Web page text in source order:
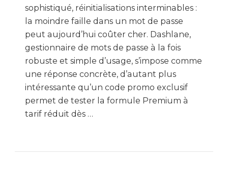
sophistiqué, réinitialisations interminables :
la moindre faille dans un mot de passe
peut aujourd’hui coûter cher. Dashlane,
gestionnaire de mots de passe à la fois
robuste et simple d’usage, s’impose comme
une réponse concrète, d’autant plus
intéressante qu’un code promo exclusif
permet de tester la formule Premium à
tarif réduit dès …